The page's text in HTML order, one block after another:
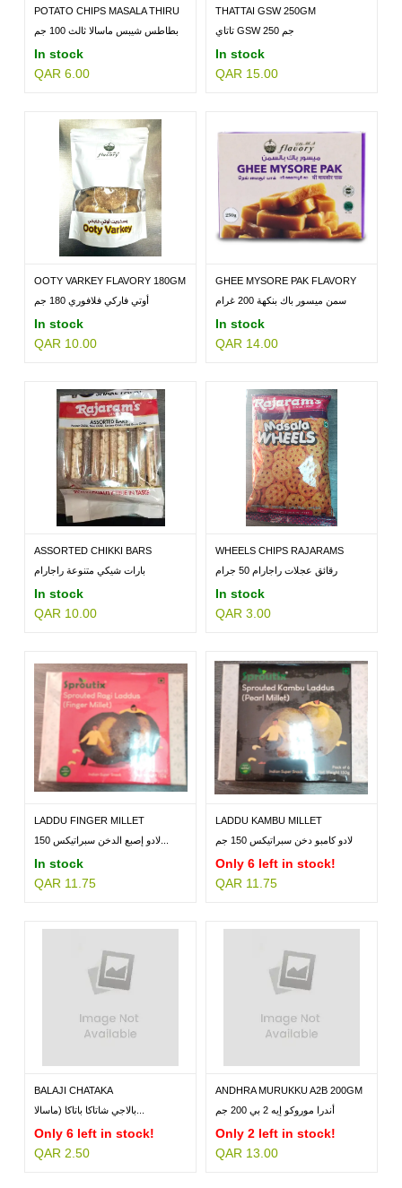
POTATO CHIPS MASALA THIRU
100...
بطاطس شيبس ماسالا ثالث 100 جم
In stock
QAR 6.00
THATTAI GSW 250GM
تاتاي GSW 250 جم
In stock
QAR 15.00
OOTY VARKEY FLAVORY 180GM
أوتي فاركي فلافوري 180 جم
In stock
QAR 10.00
GHEE MYSORE PAK FLAVORY
200GM
سمن ميسور باك بنكهة 200 غرام
In stock
QAR 14.00
ASSORTED CHIKKI BARS
RAJARAMS
بارات شيكي متنوعة راجارام
In stock
QAR 10.00
WHEELS CHIPS RAJARAMS
50GM
رقائق عجلات راجارام 50 جرام
In stock
QAR 3.00
LADDU FINGER MILLET
SPROUTIX...
In stock
QAR 11.75
LADDU KAMBU MILLET
SPROUTIX...لادو كامبو دخن سبراتيكس 150 جم
Only 6 left in stock!
QAR 11.75
BALAJI CHATAKA
PATAKA(MASALA...
Only 6 left in stock!
QAR 2.50
ANDHRA MURUKKU A2B 200GM
أندرا موروكو إيه 2 بي 200 جم
Only 2 left in stock!
QAR 13.00